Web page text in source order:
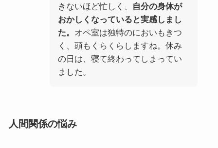
きないほど忙しく、
自分の身体が
おかしくなっていると実感しまし
た。 オペ室は独特のにおいもきつ
く、頭もくらくらしますね。休み
の日は、寝て終わってしまってい
ました。
人間関係の悩み